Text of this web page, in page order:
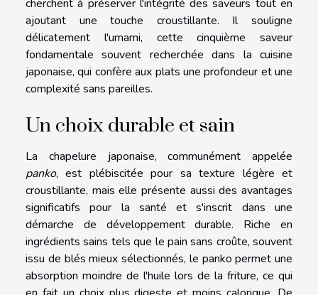
cherchent à préserver l'intégrité des saveurs tout en
ajoutant une touche croustillante. Il souligne
délicatement l'umami, cette cinquième saveur
fondamentale souvent recherchée dans la cuisine
japonaise, qui confère aux plats une profondeur et une
complexité sans pareilles.
Un choix durable et sain
La chapelure japonaise, communément appelée
panko, est plébiscitée pour sa texture légère et
croustillante, mais elle présente aussi des avantages
significatifs pour la santé et s'inscrit dans une
démarche de développement durable. Riche en
ingrédients sains tels que le pain sans croûte, souvent
issu de blés mieux sélectionnés, le panko permet une
absorption moindre de l'huile lors de la friture, ce qui